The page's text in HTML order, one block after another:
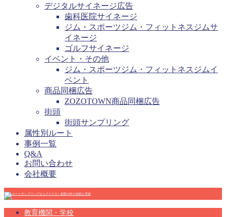
デジタルサイネージ広告
歯科医院サイネージ
ジム・スポーツジム・フィットネスジムサ
イネージ
ゴルフサイネージ
イベント・その他
ジム・スポーツジム・フィットネスジムイ
ベント
商品同梱広告
ZOZOTOWN商品同梱広告
街頭
街頭サンプリング
属性別ルート
事例一覧
Q&A
お問い合わせ
会社概要
教育機関・学校